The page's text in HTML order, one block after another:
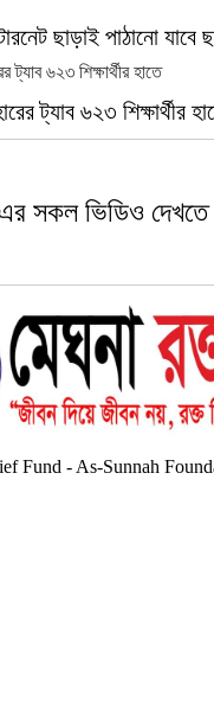
ছাড়াই পাঠানো যাবে
ট্যাব ৬২৩ শিক্ষার্থীর
সকল ভিডিও দেখতে